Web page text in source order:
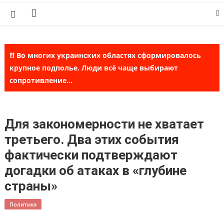
❗❗ Во многих украинских областях сформировалось
крупное подполье. Люди всё чаще выбирают
сопротивление...
Для закономерности не хватает
третьего. Два этих события
фактически подтверждают
догадки об атаках в «глубине
страны»
Политика